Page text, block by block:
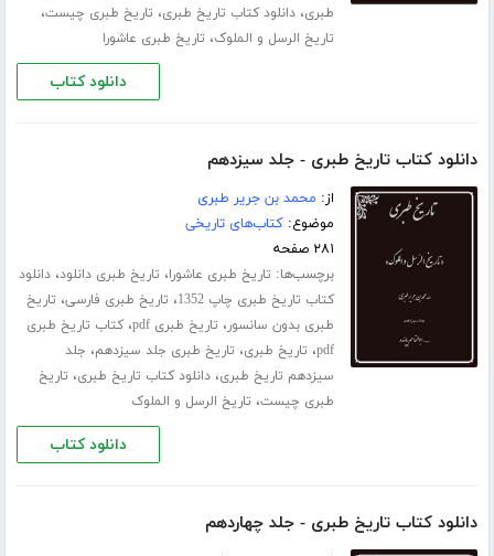
طبری،دانلود کتاب تاریخ طبری، تاریخ طبری چیست،
تاریخ الرسل و الملوک، تاریخ طبری عاشورا
دانلود کتاب
دانلود کتاب تاریخ طبری - جلد سیزدهم
از: محمد بن جریر طبری
موضوع:کتاب‌های تاریخی
۲۸۱ صفحه
برچسب‌ها: تاریخ طبری عاشورا، تاریخ طبری دانلود،دانلود
کتاب تاریخ طبری چاپ 1352
، تاریخ طبری فارسی، تاریخ
طبری بدون سانسور، تاریخ طبری pdf ،کتاب تاریخ طبری
pdf، تاریخ طبری، تاریخ طبری جلد ‌سیزدهم، جلد
سیزدهم تاریخ طبری،دانلود کتاب تاریخ طبری، تاریخ
طبری چیست، تاریخ الرسل و الملوک
دانلود کتاب
دانلود کتاب تاریخ طبری - جلد چهاردهم